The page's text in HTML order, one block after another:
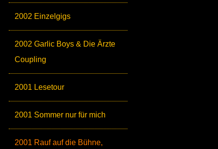
2002 Einzelgigs
2002 Garlic Boys & Die Ärzte
Coupling
2001 Lesetour
2001 Sommer nur für mich
2001 Rauf auf die Bühne,